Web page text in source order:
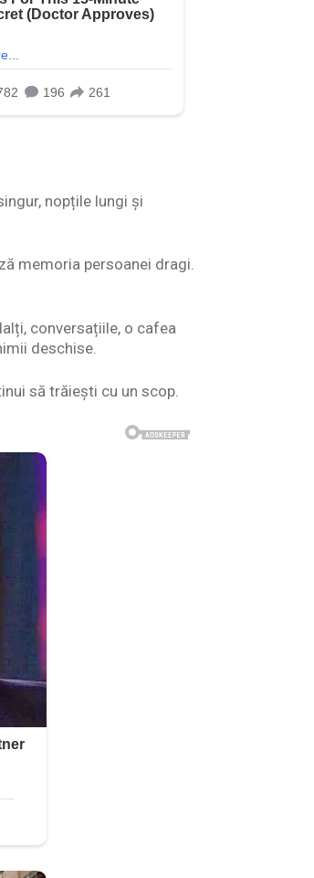
nopțile lungi și
memoria persoanei dragi.
conversațiile, o cafea
deschise.
să trăiești cu un scop.